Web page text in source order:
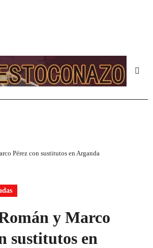
Pérez con sustitutos en Arganda
y Marco
sustitutos en